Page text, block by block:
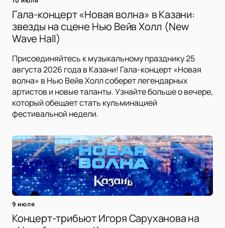
Гала-концерт «Новая волна» в Казани:
звезды на сцене Нью Вейв Холл (New
Wave Hall)
Присоединяйтесь к музыкальному празднику 25
августа 2026 года в Казани! Гала-концерт «Новая
волна» в Нью Вейв Холл соберет легендарных
артистов и новые таланты. Узнайте больше о вечере,
который обещает стать кульминацией
фестивальной недели.
9 июля
Концерт-трибьют Игоря Саруханова на